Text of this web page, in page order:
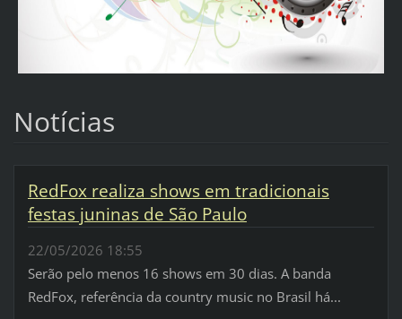
Notícias
RedFox realiza shows em tradicionais
festas juninas de São Paulo
22/05/2026 18:55
Serão pelo menos 16 shows em 30 dias. A banda
RedFox, referência da country music no Brasil há...